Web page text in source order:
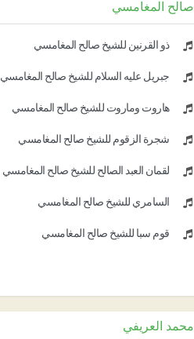
صالح المغامسي
ذو القرنين للشيخ صالح المغامسي
جبريل عليه السلام للشيخ صالح المغامسي
هاروت وماروت للشيخ صالح المغامسي
شجرة الزقوم للشيخ صالح المغامسي
لقمان العبد الصالح للشيخ صالح المغامسي
السامري للشيخ صالح المغامسي
قوم سبأ للشيخ صالح المغامسي
محمد العريفي